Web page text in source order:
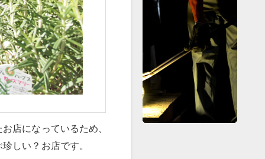
店になっているため、
しい？お店です。